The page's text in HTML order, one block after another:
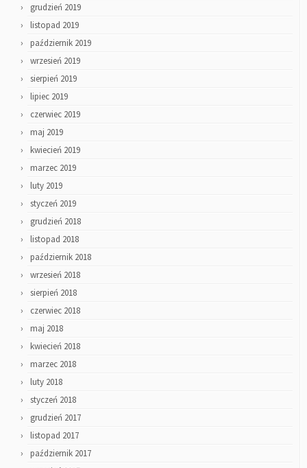
grudzień 2019
listopad 2019
październik 2019
wrzesień 2019
sierpień 2019
lipiec 2019
czerwiec 2019
maj 2019
kwiecień 2019
marzec 2019
luty 2019
styczeń 2019
grudzień 2018
listopad 2018
październik 2018
wrzesień 2018
sierpień 2018
czerwiec 2018
maj 2018
kwiecień 2018
marzec 2018
luty 2018
styczeń 2018
grudzień 2017
listopad 2017
październik 2017